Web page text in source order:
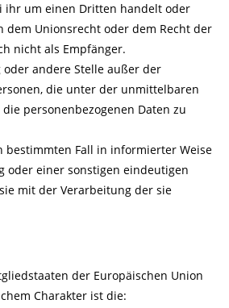
ihr um einen Dritten handelt oder
Unionsrecht oder dem Recht der
nicht als Empfänger.
andere Stelle außer der
die unter der unmittelbaren
personenbezogenen Daten zu
Fall in informierter Weise
oder einer sonstigen eindeutigen
mit der Verarbeitung der sie
der Europäischen Union
Charakter ist die: